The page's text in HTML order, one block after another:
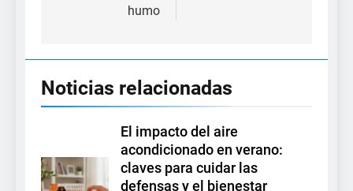
humo
Noticias relacionadas
El impacto del aire
acondicionado en verano:
claves para cuidar las
defensas y el bienestar